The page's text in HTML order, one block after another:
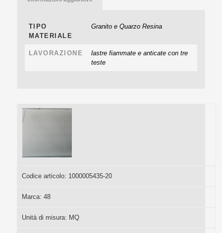
TIPO
MATERIALE
Granito e Quarzo Resina
LAVORAZIONE
lastre fiammate e anticate con tre
teste
Codice articolo: 1000005435-20
Marca: 48
Unità di misura: MQ